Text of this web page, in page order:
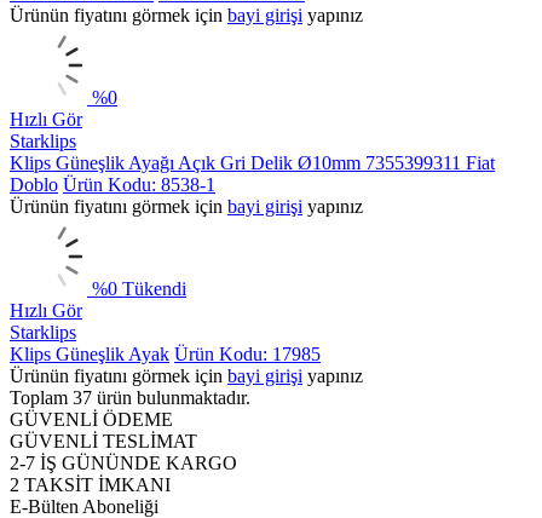
Ürünün fiyatını görmek için bayi girişi yapınız
%0
Hızlı Gör
Starklips
Klips Güneşlik Ayağı Açık Gri Delik Ø10mm 7355399311 Fiat
Doblo Ürün Kodu: 8538-1
Ürünün fiyatını görmek için bayi girişi yapınız
%0 Tükendi
Hızlı Gör
Starklips
Klips Güneşlik Ayak Ürün Kodu: 17985
Ürünün fiyatını görmek için bayi girişi yapınız
Toplam 37 ürün bulunmaktadır.
GÜVENLİ ÖDEME
GÜVENLİ TESLİMAT
2-7 İŞ GÜNÜNDE KARGO
2 TAKSİT İMKANI
E-Bülten Aboneliği